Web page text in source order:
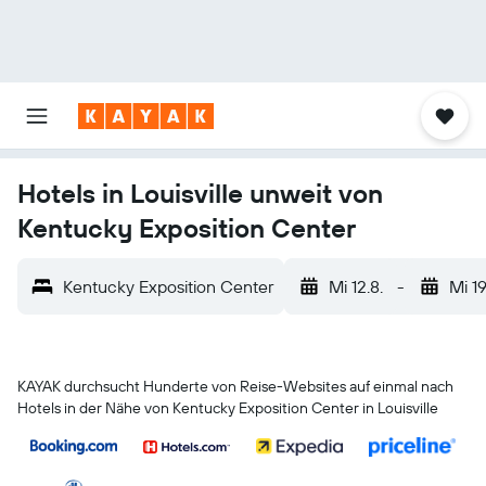
Hotels in Louisville unweit von
Kentucky Exposition Center
Kentucky Exposition Center Mi 12.8. - Mi
KAYAK durchsucht Hunderte von Reise-Websites auf einmal nach
Hotels in der Nähe von Kentucky Exposition Center in Louisville